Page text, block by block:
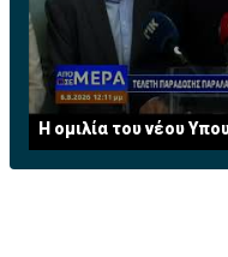
Η ομιλία του νέου